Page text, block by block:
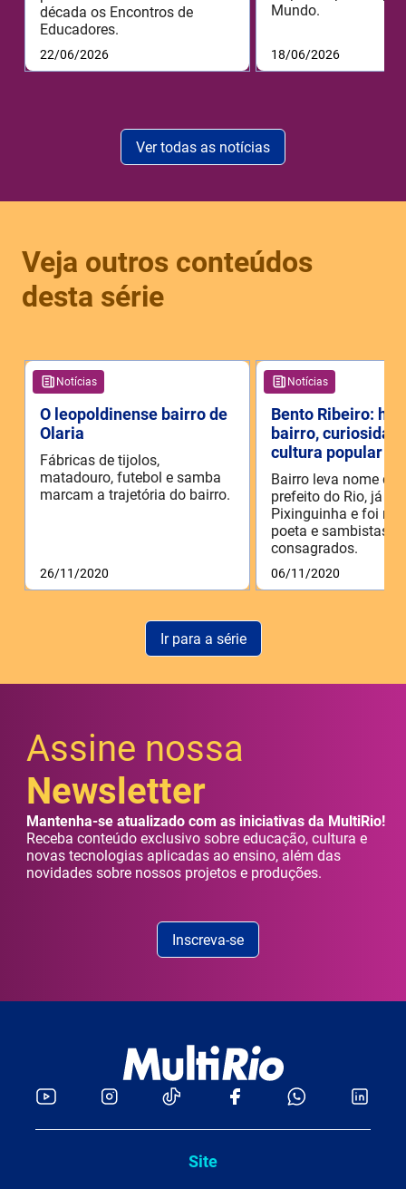
década os Encontros de
Educadores.
22/06/2026
Mundo.
18/06/2026
Ver todas as notícias
Veja outros conteúdos
desta série
Notícias
O leopoldinense bairro de
Olaria
Fábricas de tijolos,
matadouro, futebol e samba
marcam a trajetória do bairro.
26/11/2020
Notícias
Bento Ribeiro:
bairro,
cultura popular
Bairro leva nome de
prefeito do Rio, já
Pixinguinha e foi
poeta e sambistas
consagrados.
06/11/2020
Ir para a série
Assine nossa
Newsletter
Mantenha-se atualizado com as iniciativas da MultiRio!
Receba conteúdo exclusivo sobre educação, cultura e
novas tecnologias aplicadas ao ensino, além das
novidades sobre nossos projetos e produções.
Inscreva-se
Site